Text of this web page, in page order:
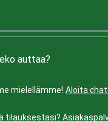
auttaa?
mielellämme! Aloita chat!
tilauksestasi?